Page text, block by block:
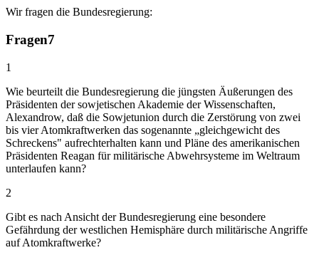
Wir fragen die Bundesregierung:
Fragen7
1
Wie beurteilt die Bundesregierung die jüngsten Äußerungen des
Präsidenten der sowjetischen Akademie der Wissenschaften,
Alexandrow, daß die Sowjetunion durch die Zerstörung von zwei
bis vier Atomkraftwerken das sogenannte „gleichgewicht des
Schreckens" aufrechterhalten kann und Pläne des amerikanischen
Präsidenten Reagan für militärische Abwehrsysteme im Weltraum
unterlaufen kann?
2
Gibt es nach Ansicht der Bundesregierung eine besondere
Gefährdung der westlichen Hemisphäre durch militärische Angriffe
auf Atomkraftwerke?